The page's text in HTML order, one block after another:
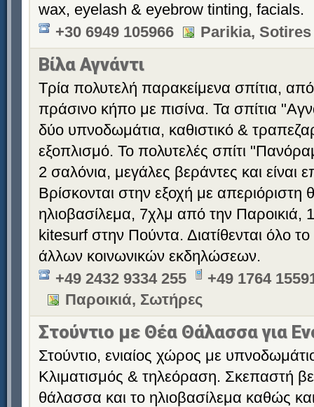
wax, eyelash & eyebrow tinting, facials.
+30 6949 105966
Parikia, Sotires
Βίλα Αγνάντι
Τρία πολυτελή παρακείμενα σπίτια,
πράσινο κήπο με πισίνα. Τα σπίτια
δύο υπνοδωμάτια, καθιστικό &
εξοπλισμό. Το πολυτελές σπίτι
2 σαλόνια, μεγάλες βεράντες και είναι
Βρίσκονται στην εξοχή με
ηλιοβασίλεμα, 7χλμ από την Παροικιά,
kitesurf στην Πούντα. Διατίθενται όλο
άλλων κοινωνικών εκδηλώσεων.
+49 2432 9334 255
+49 1764
Παροικιά, Σωτήρες
Στούντιο με Θέα Θάλασσα για
Στούντιο, ενιαίος χώρος με
Κλιματισμός & τηλεόραση. Σκεπαστή
θάλασσα και το ηλιοβασίλεμα καθώς